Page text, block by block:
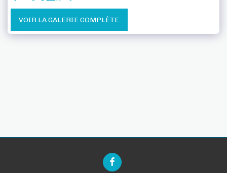
VOIR LA GALERIE COMPLÈTE